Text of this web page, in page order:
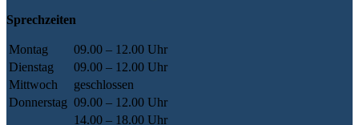
Sprechzeiten
Montag
09.00 – 12.00 Uhr
Dienstag
09.00 – 12.00 Uhr
Mittwoch
geschlossen
Donnerstag 09.00 – 12.00 Uhr
14.00 – 18.00 Uhr